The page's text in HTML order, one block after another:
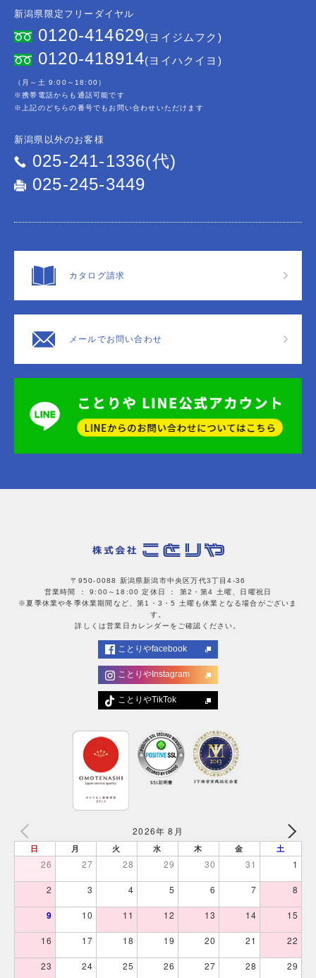
新潟県限定フリーダイヤル
0120-414629(ヨイジムフク)
0120-418914(ヨイハクイヨ)
（月～土 9:00～18:00）
※携帯電話からも通話可能です
※上記のどちらの番号でもお問い合わせいただけます
新潟県以外のお客様
025-241-1336(代)
025-245-3449
カタログ請求
メールでお問い合わせ
〒950-0088 新潟県新潟市中央区万代3丁目4-36
営業時間 ： 9:00～18:00 定休日 ： 第2・第4 土曜、日曜祝日
※夏季休業や冬季休業期間など、第1・3・5 土曜も休業となる場合がございま
す。
詳しくは営業日カレンダーをご確認ください。
ことりやfacebook
ことりやInstagram
ことりやTikTok
2026年 8月
日 月 火 水 木 金 土
26 27 28 29 30 31 1
2 3 4 5 6 7 8
9 10 11 12 13 14 15
16 17 18 19 20 21 22
23 24 25 26 27 28 29